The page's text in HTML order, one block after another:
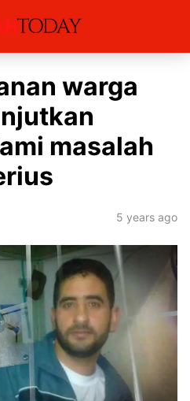
warga
masalah
5 years ago